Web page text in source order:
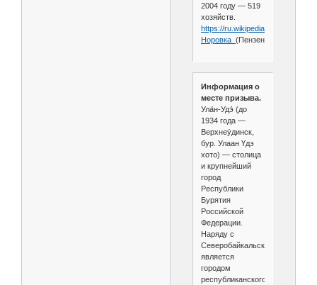
2004 году — 519
хозяйств.
https://ru.wikipedia.org/wiki/
Норовка_ (Пензенская_область)
Информация о
месте призыва.
Ула́н-Удэ́ (до
1934 года —
Верхнеу́динск,
бур. Улаан Үдэ
хото) — столица
и крупнейший
город
Республики
Бурятия
Российской
Федерации.
Наряду с
Северобайкальском
является
городом
республиканского